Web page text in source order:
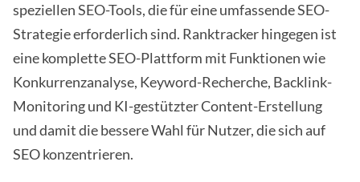
speziellen SEO-Tools, die für eine umfassende SEO-
Strategie erforderlich sind. Ranktracker hingegen ist
eine komplette SEO-Plattform mit Funktionen wie
Konkurrenzanalyse, Keyword-Recherche, Backlink-
Monitoring und KI-gestützter Content-Erstellung
und damit die bessere Wahl für Nutzer, die sich auf
SEO konzentrieren.